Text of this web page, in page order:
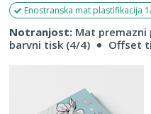
Enostranska mat plastifikacija
Notranjost: Mat premazni
barvni tisk (4/4)
Offset